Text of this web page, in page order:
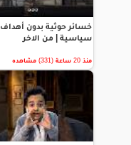
خسائر حوثية بدون أهداف
سياسية | من الاخر
منذ 20 ساعة (331) مشاهده